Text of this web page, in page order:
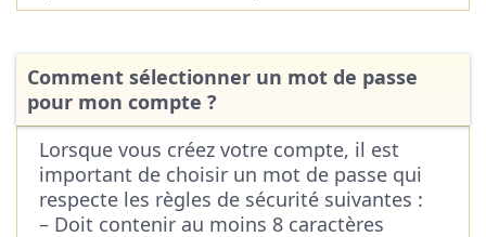
Comment sélectionner un mot de passe
pour mon compte ?
Lorsque vous créez votre compte, il est
important de choisir un mot de passe qui
respecte les règles de sécurité suivantes :
– Doit contenir au moins 8 caractères